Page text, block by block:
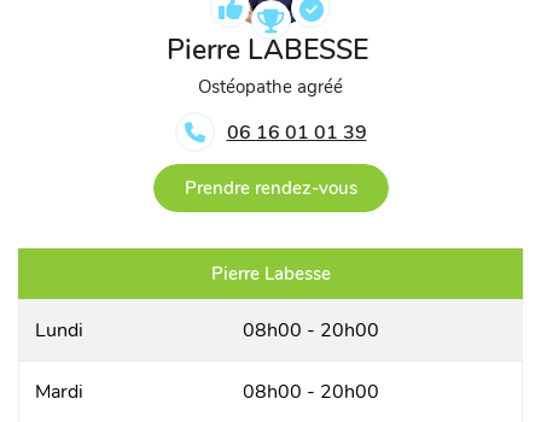
Pierre LABESSE
Ostéopathe agréé
06 16 01 01 39
Prendre rendez-vous
Pierre Labesse
Lundi 08h00 - 20h00
Mardi 08h00 - 20h00